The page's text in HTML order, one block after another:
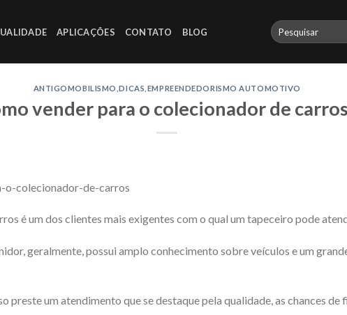
APLICAÇÕES CONTATO BLOG
ANTIGOMOBILISMO ,DICAS EMPREENDEDORISMO AUTOMOTIVO
vender para o colecionador de
é um dos clientes mais exigentes com o qual um tapeceiro pode
geralmente, possui amplo conhecimento sobre veículos e um
preste um atendimento que se destaque pela qualidade, as chances de